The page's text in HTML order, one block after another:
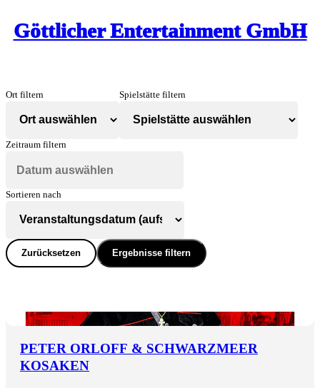
Göttlicher Entertainment GmbH
Ort filtern Spielstätte filtern
Zeitraum filtern
Sortieren nach
Zurücksetzen Ergebnisse filtern
PETER ORLOFF & SCHWARZMEER
KOSAKEN